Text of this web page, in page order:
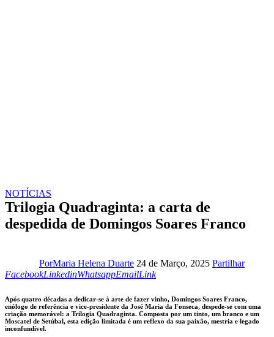
NOTÍCIAS
Trilogia Quadraginta: a carta de
despedida de Domingos Soares Franco
PorMaria Helena Duarte 24 de Março, 2025 Partilhar
FacebookLinkedin
LinkedinWhatsapp
WhatsappEmail
EmailCopy
clipboard
Link
Após quatro décadas a dedicar-se à arte de fazer vinho, Domingos Soares Franco,
enólogo de referência e vice-presidente da José Maria da Fonseca, despede-se com uma
criação memorável: a Trilogia Quadraginta. Composta por um tinto, um branco e um
Moscatel de Setúbal, esta edição limitada é um reflexo da sua paixão, mestria e legado
inconfundível.